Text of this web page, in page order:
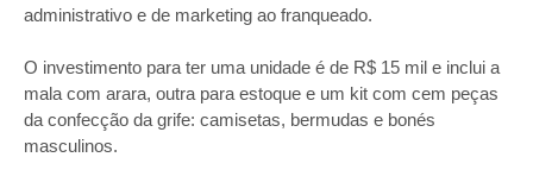
administrativo e de marketing ao franqueado.
O investimento para ter uma unidade é de R$ 15 mil e inclui a
mala com arara, outra para estoque e um kit com cem peças
da confecção da grife: camisetas, bermudas e bonés
masculinos.